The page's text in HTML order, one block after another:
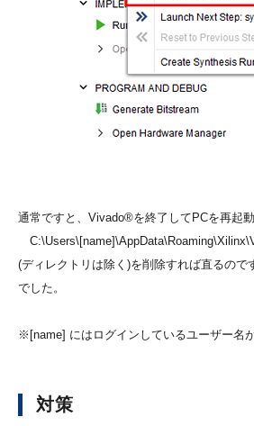
通常ですと、Vivado®を終了してPCを再起
(ディレクトリは除く)を削除すれば直るので
でした。
※[name] にはログインしているユーザー名
対策